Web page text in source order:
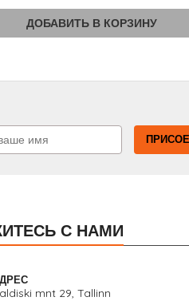
ДОБАВИТЬ В КОРЗИНУ
С НАМИ
mnt 29, Tallinn